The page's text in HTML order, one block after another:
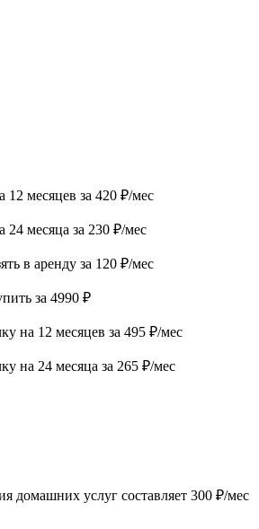
12 месяцев за 420 ₽/мес
24 месяца за 230 ₽/мес
в аренду за 120 ₽/мес
за 4990 ₽
на 12 месяцев за 495 ₽/мес
на 24 месяца за 265 ₽/мес
домашних услуг составляет 300 ₽/мес